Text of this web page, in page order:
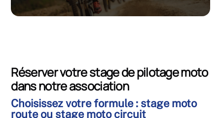
Réserver votre stage de pilotage moto
dans notre association
Choisissez votre formule : stage moto
route ou stage moto circuit